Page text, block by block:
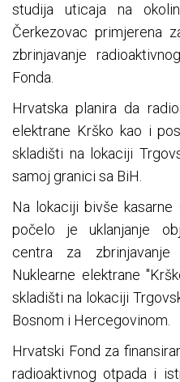
studija uticaja na
Čerkezovac primjerena
zbrinjavanje
Fonda.
Hrvatska planira da
elektrane Krško kao i
skladišti na lokaciji
samoj granici sa BiH.
Na lokaciji bivše
počelo je uklanjanje
centra za
Nuklearne elektrane
skladišti na lokaciji
Bosnom i Hercegovinom.
Hrvatski Fond za
radioaktivnog otpada i